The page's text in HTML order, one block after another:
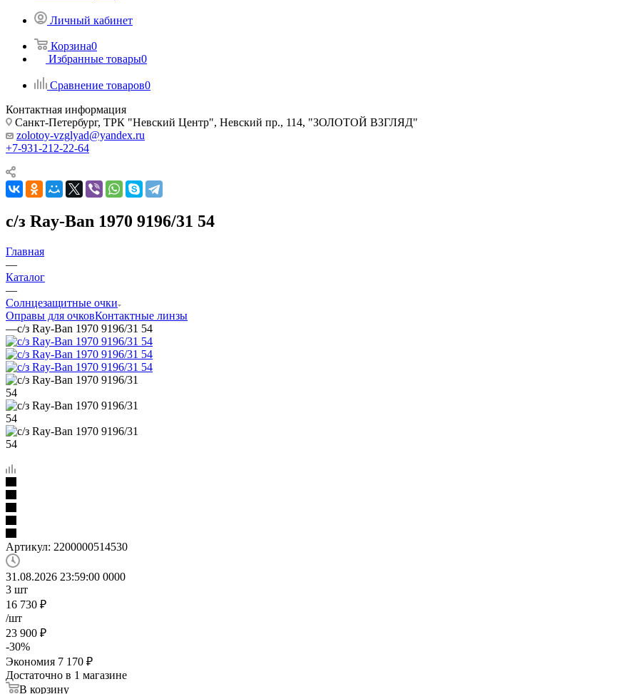
Личный кабинет
Корзина0
Избранные товары0
Сравнение товаров0
Контактная информация
Санкт-Петербург, ТРК "Невский Центр", Невский пр., 114, "ЗОЛОТОЙ ВЗГЛЯД"
zolotoy-vzglyad@yandex.ru
+7-931-212-22-64
с/з Ray-Ban 1970 9196/31 54
Главная
—
Каталог
—
Солнцезащитные очки
Оправы для очковКонтактные линзы
—с/з Ray-Ban 1970 9196/31 54
Артикул: 2200000514530
31.08.2026 23:59:00 0000
3 шт
16 730 ₽
/шт
23 900 ₽
-30%
Экономия 7 170 ₽
Достаточно в 1 магазине
В корзину